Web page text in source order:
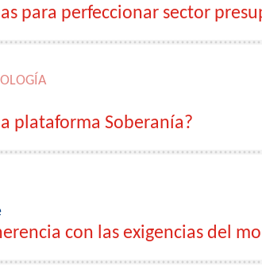
para perfeccionar sector
plataforma Soberanía?
con las exigencias del